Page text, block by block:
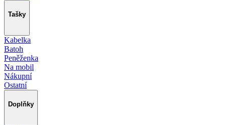
Tašky
Kabelka
Batoh
Peněženka
Na mobil
Nákupní
Ostatní
Doplňky